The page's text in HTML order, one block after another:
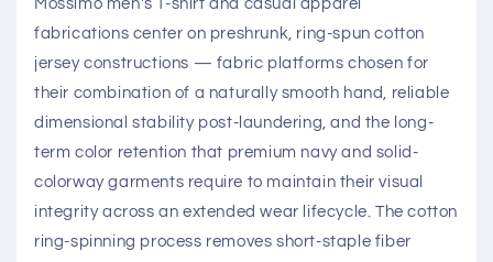
Mossimo men's T-shirt and casual apparel
fabrications center on preshrunk, ring-spun cotton
jersey constructions — fabric platforms chosen for
their combination of a naturally smooth hand, reliable
dimensional stability post-laundering, and the long-
term color retention that premium navy and solid-
colorway garments require to maintain their visual
integrity across an extended wear lifecycle. The cotton
ring-spinning process removes short-staple fiber